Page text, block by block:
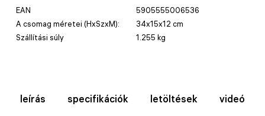
EAN
5905555006536
A csomag méretei (HxSzxM):
34x15x12 cm
Szállítási súly
1.255 kg
leírás specifikációk letöltések videó